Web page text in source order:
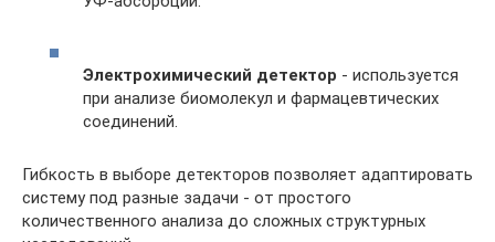
Электрохимический детектор - используется
при анализе биомолекул и фармацевтических
соединений.
Гибкость в выборе детекторов позволяет адаптировать
систему под разные задачи - от простого
количественного анализа до сложных структурных